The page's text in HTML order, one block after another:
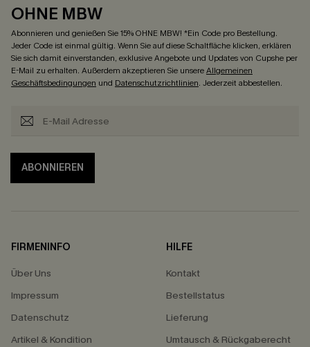
OHNE MBW
Abonnieren und genießen Sie 15% OHNE MBW! *Ein Code pro Bestellung.
Jeder Code ist einmal gültig. Wenn Sie auf diese Schaltfläche klicken, erklären
Sie sich damit einverstanden, exklusive Angebote und Updates von Cupshe per
E-Mail zu erhalten. Außerdem akzeptieren Sie unsereAllgemeinen
Geschäftsbedingungen und Datenschutzrichtlinien. Jederzeit abbestellen.
ABONNIEREN
FIRMENINFO
Über Uns
Impressum
Datenschutz
Artikel & Kondition
HILFE
Kontakt
Bestellstatus
Lieferung
Umtausch & Rückgaberecht